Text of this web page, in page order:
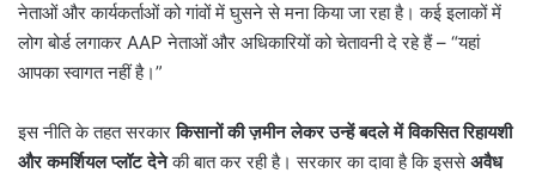
नेताओं और कार्यकर्ताओं को गांवों में घुसने से मना किया जा रहा है। कई इलाकों में
लोग बोर्ड लगाकर AAP नेताओं और अधिकारियों को चेतावनी दे रहे हैं – “यहां
आपका स्वागत नहीं है।”
इस नीति के तहत सरकारकिसानों की ज़मीन लेकर उन्हें बदले में विकसित रिहायशी
और कमर्शियल प्लॉट देनेकी बात कर रही है। सरकार का दावा है कि इससेअवैध